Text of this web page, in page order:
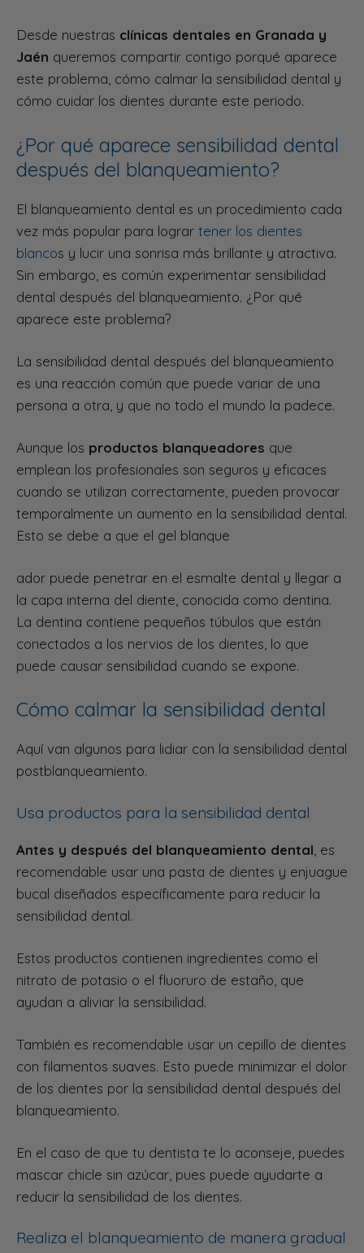
Desde nuestras clínicas dentales en Granada y
Jaén queremos compartir contigo porqué aparece
este problema, cómo calmar la sensibilidad dental y
cómo cuidar los dientes durante este periodo.
¿Por qué aparece sensibilidad dental
después del blanqueamiento?
El blanqueamiento dental es un procedimiento cada
vez más popular para lograr tener los dientes
blancos y lucir una sonrisa más brillante y atractiva.
Sin embargo, es común experimentar sensibilidad
dental después del blanqueamiento. ¿Por qué
aparece este problema?
La sensibilidad dental después del blanqueamiento
es una reacción común que puede variar de una
persona a otra, y que no todo el mundo la padece.
Aunque los productos blanqueadores que
emplean los profesionales son seguros y eficaces
cuando se utilizan correctamente, pueden provocar
temporalmente un aumento en la sensibilidad dental.
Esto se debe a que el gel blanque
ador puede penetrar en el esmalte dental y llegar a
la capa interna del diente, conocida como dentina.
La dentina contiene pequeños túbulos que están
conectados a los nervios de los dientes, lo que
puede causar sensibilidad cuando se expone.
Cómo calmar la sensibilidad dental
Aquí van algunos para lidiar con la sensibilidad dental
postblanqueamiento.
Usa productos para la sensibilidad dental
Antes y después del blanqueamiento dental , es
recomendable usar una pasta de dientes y enjuague
bucal diseñados específicamente para reducir la
sensibilidad dental.
Estos productos contienen ingredientes como el
nitrato de potasio o el fluoruro de estaño, que
ayudan a aliviar la sensibilidad.
También es recomendable usar un cepillo de dientes
con filamentos suaves. Esto puede minimizar el dolor
de los dientes por la sensibilidad dental después del
blanqueamiento.
En el caso de que tu dentista te lo aconseje, puedes
mascar chicle sin azúcar, pues puede ayudarte a
reducir la sensibilidad de los dientes.
Realiza el blanqueamiento de manera gradual